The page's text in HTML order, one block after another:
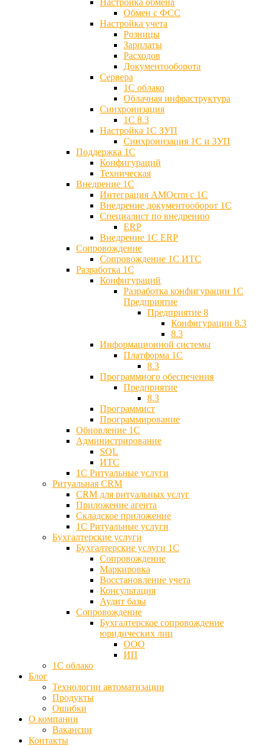
Настройка обмена
Обмен с ФСС
Настройка учета
Розницы
Зарплаты
Расходов
Документооборота
Сервера
1С облако
Облачная инфраструктура
Синхронизация
1С 8.3
Настройка 1С ЗУП
Синхронизация 1С и ЗУП
Поддержка 1С
Конфигураций
Техническая
Внедрение 1С
Интеграция AMOcrm с 1C
Внедрение документооборот 1С
Специалист по внедрению
ERP
Внедрение 1С ERP
Cопровождение
Cопровождение 1С ИТС
Разработка 1C
Конфигураций
Разработка конфигурации 1С
Предприятие
Предприятие 8
Конфигурации 8.3
8.3
Информационной системы
Платформа 1С
8.3
Программного обеспечения
Предприятие
8.3
Программист
Программирование
Обновление 1С
Администрирование
SQL
ИТС
1С Ритуальные услуги
Ритуальная CRM
CRM для ритуальных услуг
Приложение агента
Складское приложение
1С Ритуальные услуги
Бухгалтерские услуги
Бухгалтерские услуги 1С
Сопровождение
Маркировка
Восстановление учета
Консультация
Аудит базы
Cопровождение
Бухгалтерское сопровождение
юридических лиц
ООО
ИП
1С облако
Блог
Технологии автоматизации
Продукты
Ошибки
О компании
Вакансии
Контакты